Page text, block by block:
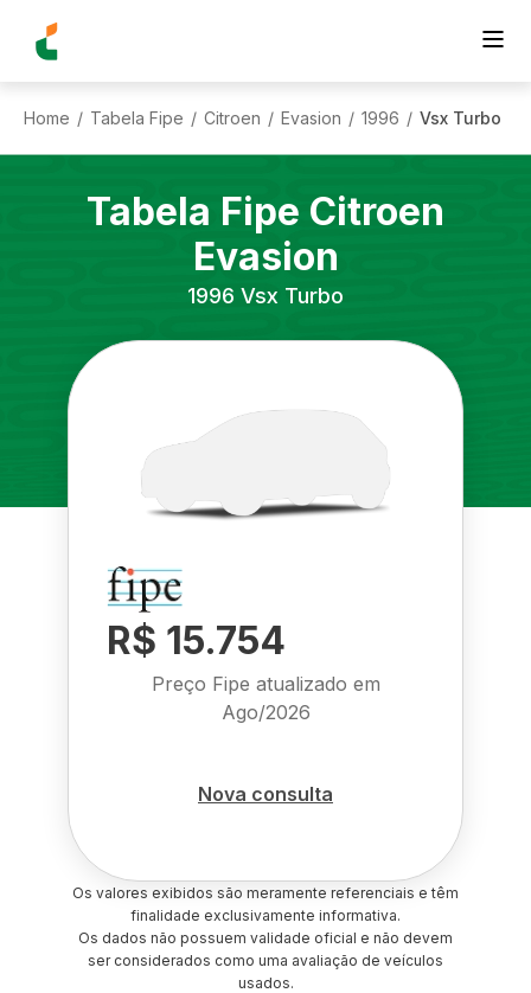
Home / Tabela Fipe / Citroen / Evasion / 1996 / Vsx Turbo
Tabela Fipe Citroen
Evasion
1996 Vsx Turbo
R$ 15.754
Preço Fipe atualizado em
Ago/2026
Nova consulta
Os valores exibidos são meramente referenciais e têm
finalidade exclusivamente informativa.
Os dados não possuem validade oficial e não devem
ser considerados como uma avaliação de veículos
usados.